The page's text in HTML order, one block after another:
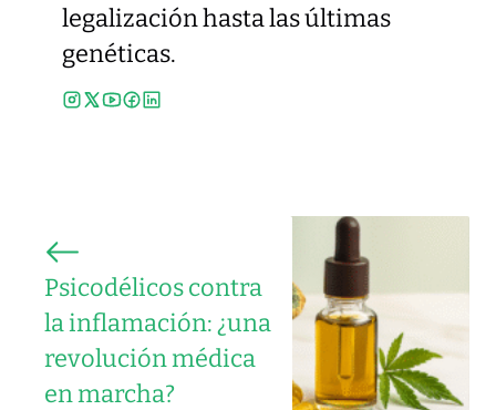
legalización hasta las últimas
genéticas.
Psicodélicos contra
la inflamación: ¿una
revolución médica
en marcha?